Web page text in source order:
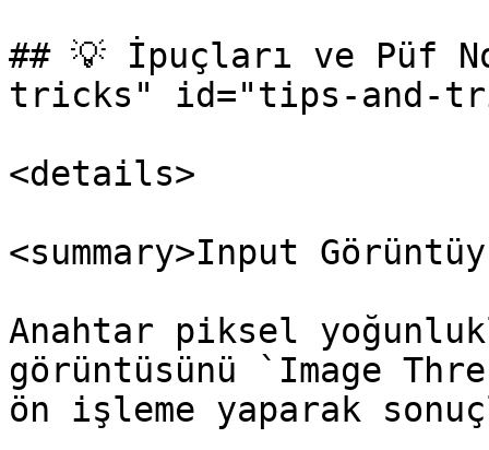
## 💡 İpuçları ve Püf
tricks" id="tips-and-
<details>
<summary>Input
Anahtar piksel
görüntüsünü `Image
ön işleme yaparak